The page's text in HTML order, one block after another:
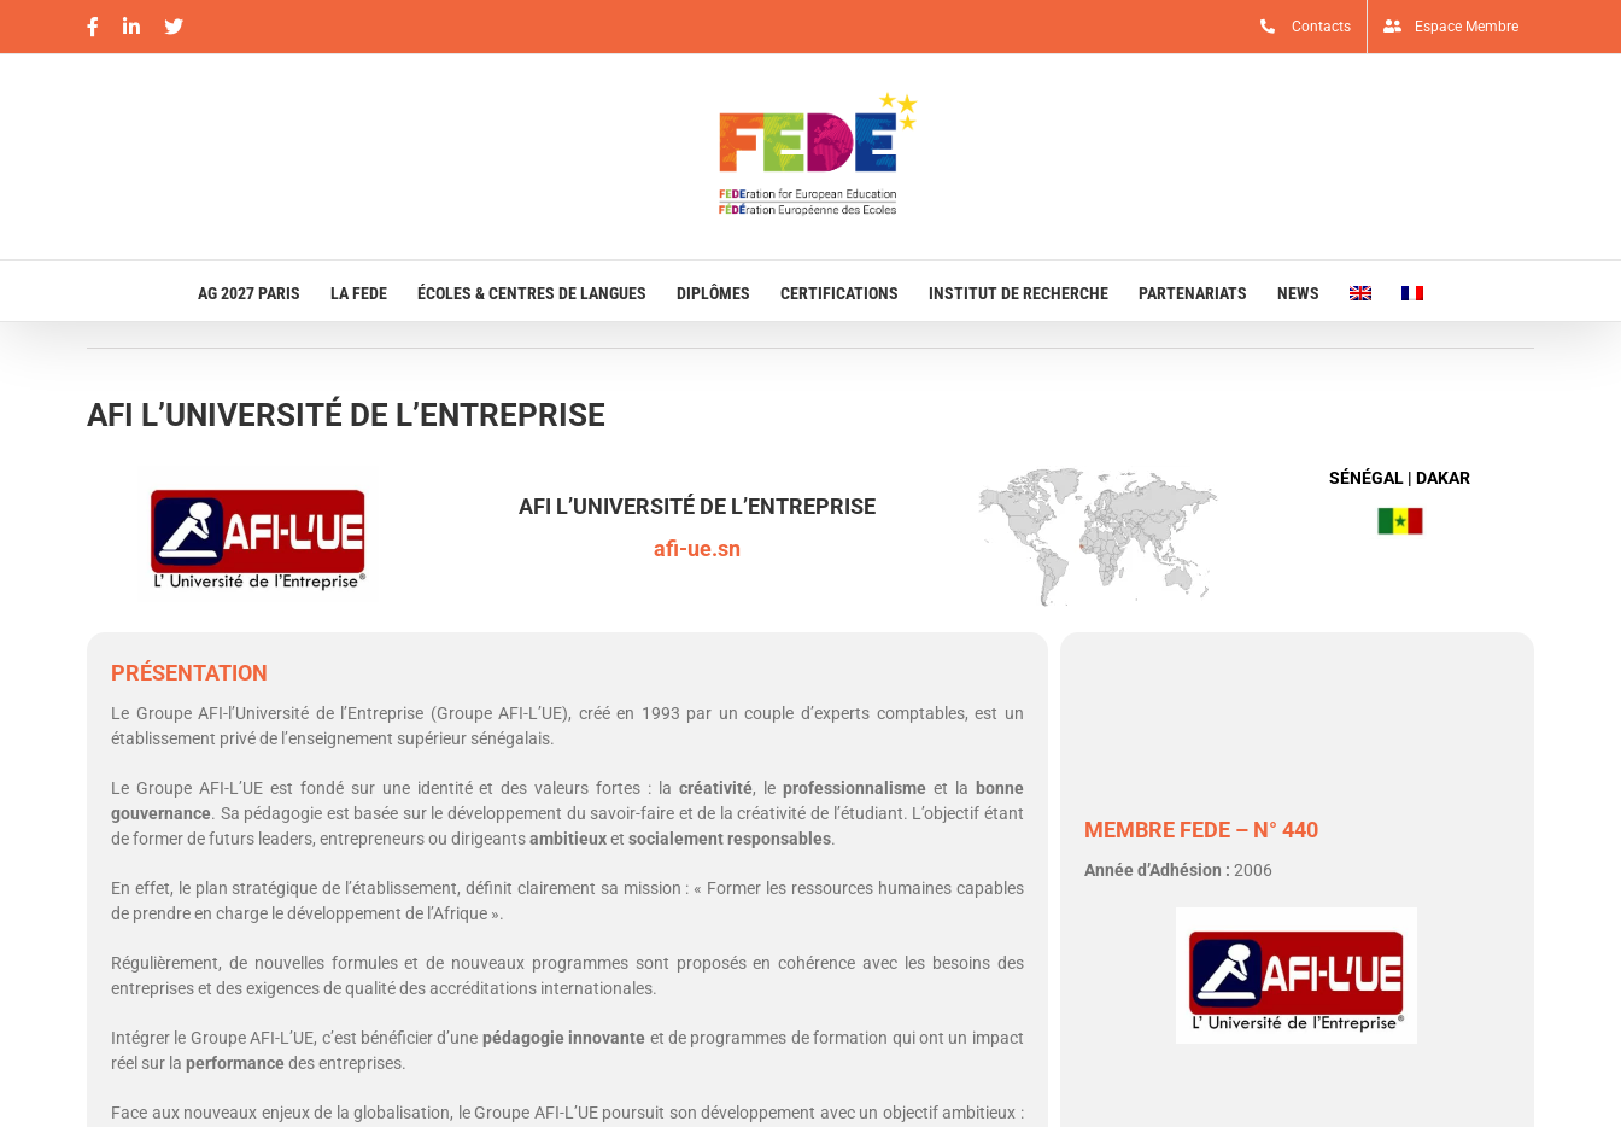
Facebook
LinkedIn
X Contacts Espace Membre
AG 2027 PARIS LA FEDE ÉCOLES & CENTRES DE LANGUES DIPLÔMES CERTIFICATIONS INSTITUT DE RECHERCHE PARTENARIATS NEWS
AFI L’UNIVERSITÉ DE L’ENTREPRISE
AFI L’UNIVERSITÉ DE L’ENTREPRISE
afi-ue.sn
SÉNÉGAL | DAKAR
PRÉSENTATION
Le Groupe AFI-l’Université de l’Entreprise (Groupe AFI-L’UE), créé en 1993 par un couple d’experts comptables, est un
établissement privé de l’enseignement supérieur sénégalais.
Le Groupe AFI-L’UE est fondé sur une identité et des valeurs fortes : lacréativité, le professionnalismeet la bonne
gouvernance. Sa pédagogie est basée sur le développement du savoir-faire et de la créativité de l’étudiant. L’objectif étant
de former de futurs leaders, entrepreneurs ou dirigeantsambitieuxet socialement responsables.
En effet, le plan stratégique de l’établissement, définit clairement sa mission : « Former les ressources humaines capables
de prendre en charge le développement de l’Afrique ».
Régulièrement, de nouvelles formules et de nouveaux programmes sont proposés en cohérence avec les besoins des
entreprises et des exigences de qualité des accréditations internationales.
Intégrer le Groupe AFI-L’UE, c’est bénéficier d’une pédagogie innovante et de programmes de formation qui ont un impact
réel sur la performancedes entreprises.
Face aux nouveaux enjeux de la globalisation, le Groupe AFI-L’UE poursuit son développement avec un objectif ambitieux :
MEMBRE FEDE – N° 440
Année d’Adhésion : 2006